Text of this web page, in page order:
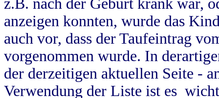
z.B. nach der Geburt krank war,
anzeigen konnten, wurde das
auch vor, dass der Taufeintrag
vorgenommen wurde. In
der derzeitigen aktuellen Seite -
Verwendung der Liste ist es